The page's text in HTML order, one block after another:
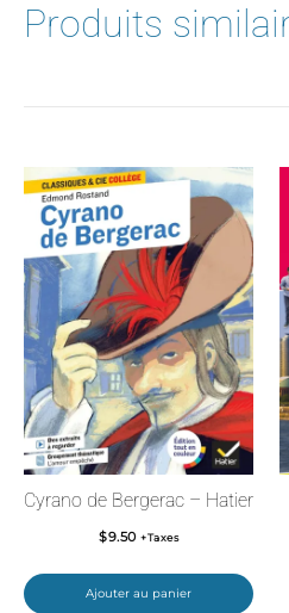
Produits
Cyrano de Bergerac – Hatier
$9.50 +Taxes
Ajouter au panier